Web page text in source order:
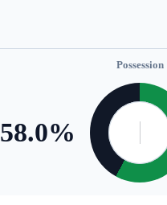
Possession
58.0%